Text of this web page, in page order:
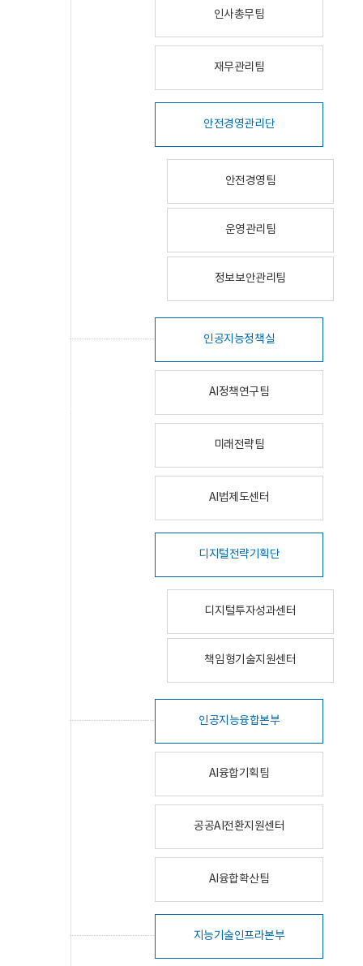
인사총무팀
재무관리팀
안전경영관리단
안전경영팀
운영관리팀
정보보안관리팀
인공지능정책실
AI정책연구팀
미래전략팀
AI법제도센터
디지털전략기획단
디지털투자성과센터
책임형기술지원센터
인공지능융합본부
AI융합기획팀
공공AI전환지원센터
AI융합확산팀
지능기술인프라본부